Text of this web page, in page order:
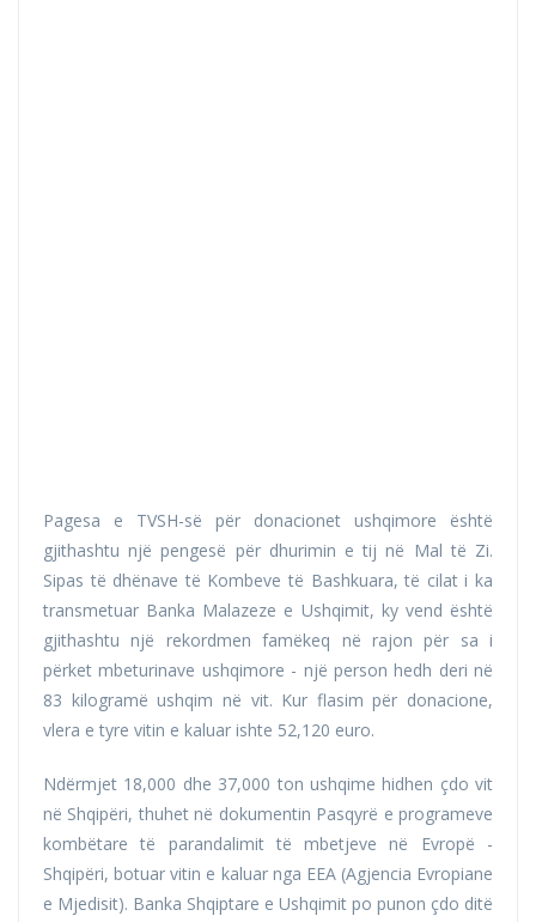
Pagesa e TVSH-së për donacionet ushqimore është
gjithashtu një pengesë për dhurimin e tij në Mal të Zi.
Sipas të dhënave të Kombeve të Bashkuara, të cilat i ka
transmetuar Banka Malazeze e Ushqimit, ky vend është
gjithashtu një rekordmen famëkeq në rajon për sa i
përket mbeturinave ushqimore - një person hedh deri në
83 kilogramë ushqim në vit. Kur flasim për donacione,
vlera e tyre vitin e kaluar ishte 52,120 euro.
Ndërmjet 18,000 dhe 37,000 ton ushqime hidhen çdo vit
në Shqipëri, thuhet në dokumentin Pasqyrë e programeve
kombëtare të parandalimit të mbetjeve në Evropë -
Shqipëri, botuar vitin e kaluar nga EEA (Agjencia Evropiane
e Mjedisit). Banka Shqiptare e Ushqimit po punon çdo ditë